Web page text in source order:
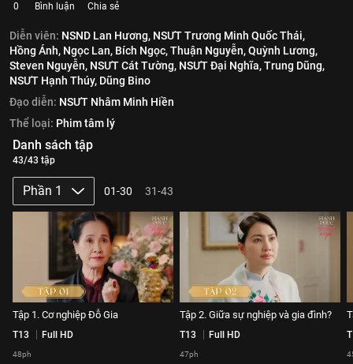
0 Bình luận Chia sẻ
Diễn viên: NSND Lan Hương, NSƯT Trương Minh Quốc Thái,
Hồng Ánh, Ngọc Lan, Bích Ngọc,Thuận Nguyễn,Quỳnh Lương,
Steven Nguyễn, NSƯT Cát Tường, NSƯT Đại Nghĩa,Trung Dũng,
NSƯT Hạnh Thúy, Dũng Bino
Đạo diễn: NSƯT Nhâm Minh Hiền
Thể loại: Phim tâm lý
Danh sách tập
43/43 tập
Phần 1 01-30 31-43
Tập 1. Cơ nghiệp Đỗ Gia
T13 Full HD
48ph
Tập 2. Giữa sự nghiệp và gia đình?
T13 Full HD
47ph